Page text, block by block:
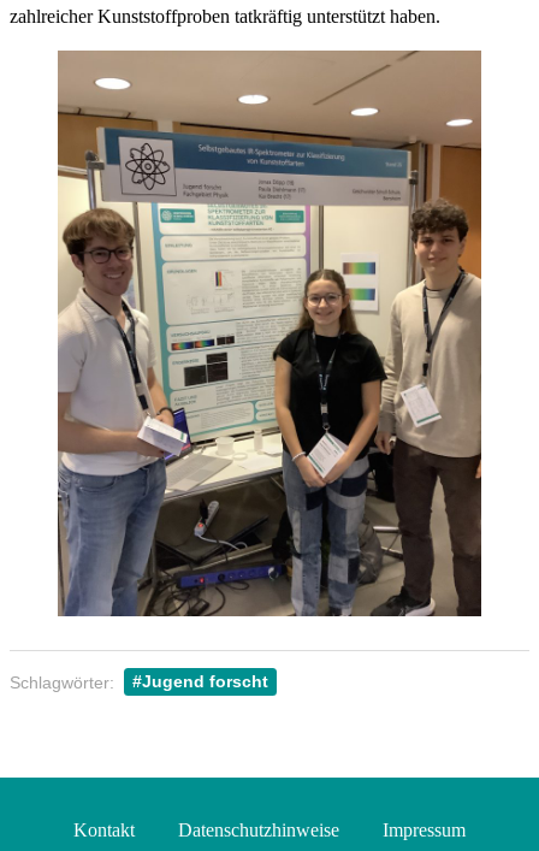
zahlreicher Kunststoffproben tatkräftig unterstützt haben.
Schlagwörter: Jugend forscht
Kontakt Datenschutzhinweise Impressum